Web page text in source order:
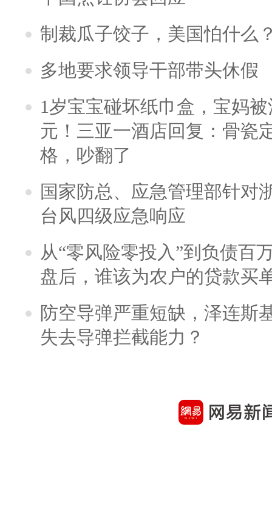
制裁瓜子饺子，美国怕什么
多地要求领导干部带头休假
1岁宝宝碰坏纸巾盒，宝妈
元！三亚一酒店回复：骨瓷
格，吵翻了
国家防总、应急管理部针对
台风四级应急响应
从“零风险零投入”到负债百
盘后，谁该为农户的贷款买
防空导弹严重短缺，泽连斯
失去导弹拦截能力？